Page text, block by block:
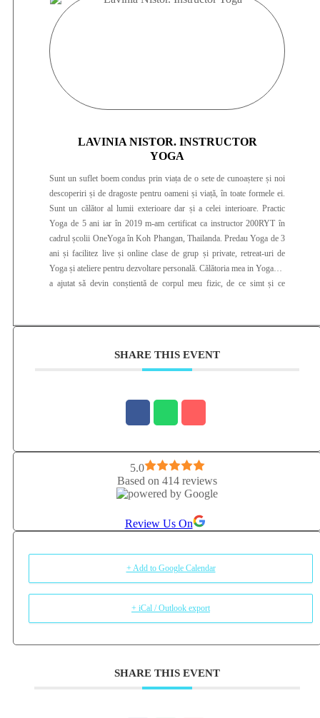
LAVINIA NISTOR. INSTRUCTOR
YOGA
Sunt un suflet boem condus prin viața de o sete de cunoaștere și noi
descoperiri și de dragoste pentru oameni și viață, în toate formele ei.
Sunt un călător al lumii exterioare dar și a celei interioare. Practic
Yoga de 5 ani iar în 2019 m-am certificat ca instructor 200RYT în
cadrul școlii OneYoga în Koh Phangan, Thailanda. Predau Yoga de 3
ani și facilitez live și online clase de grup și private, retreat-uri de
Yoga și ateliere pentru dezvoltare personală. Călătoria mea in Yoga m-
a ajutat să devin conștientă de corpul meu fizic, de ce simt și ce
am simțit că am primit asta ca pe un cadou pe care vreau sa îl impart
SHARE THIS EVENT
5.0
Based on 414 reviews
Review Us On
+ Add to Google Calendar
+ iCal / Outlook export
SHARE THIS EVENT